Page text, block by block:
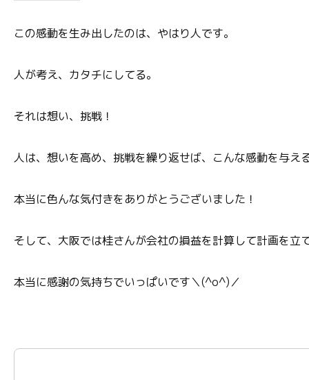
この感動を生み出したのは、やはり人です。
人が考え、カタチにしてる。
それは想い、挑戦！
人は、想いを高め、挑戦を繰り返せば、こんな感動を与え
本当に色んな気付きをありがとうございました！
そして、大阪では桂さんが会社の損益を計算して計画を立
本当に感謝の気持ちでいっぱいです＼(^o^)／